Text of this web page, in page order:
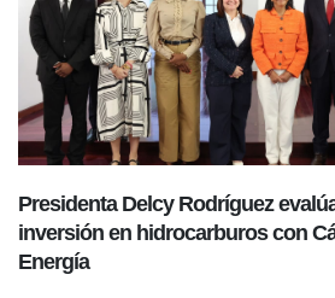
Presidenta Delcy Rodríguez
inversión en hidrocarburos con
Energía